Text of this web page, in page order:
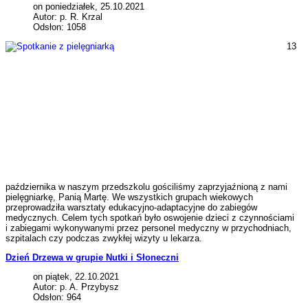
on poniedziałek, 25.10.2021
Autor: p. R. Krzal
Odsłon: 1058
13
października w naszym przedszkolu gościliśmy zaprzyjaźnioną z nami
pielęgniarkę, Panią Martę. We wszystkich grupach wiekowych
przeprowadziła warsztaty edukacyjno-adaptacyjne do zabiegów
medycznych. Celem tych spotkań było oswojenie dzieci z czynnościami
i zabiegami wykonywanymi przez personel medyczny w przychodniach,
szpitalach czy podczas zwykłej wizyty u lekarza.
Dzień Drzewa w grupie Nutki i Słoneczni
on piątek, 22.10.2021
Autor: p. A. Przybysz
Odsłon: 964